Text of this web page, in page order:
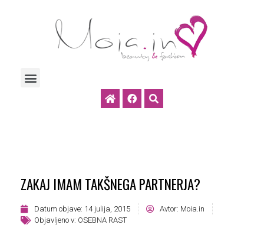
ZAKAJ IMAM TAKŠNEGA PARTNERJA?
Datum objave: 14 julija, 2015 Avtor: Moia.in
Objavljeno v: OSEBNA RAST